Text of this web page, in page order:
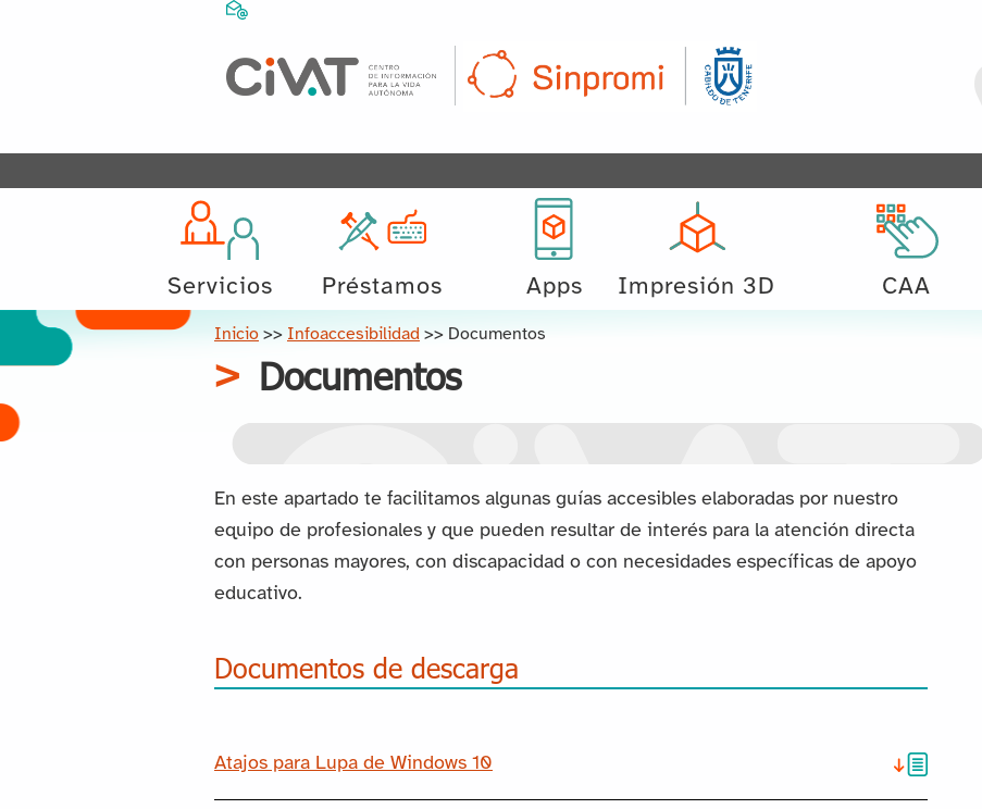
Servicios Préstamos Apps Impresión 3D CAA
Inicio >> Infoaccesibilidad >> Documentos
Documentos
En este apartado te facilitamos algunas guías accesibles elaboradas por nuestro
equipo de profesionales y que pueden resultar de interés para la atención directa
con personas mayores, con discapacidad o con necesidades específicas de apoyo
educativo.
Documentos de descarga
Atajos para Lupa de Windows 10